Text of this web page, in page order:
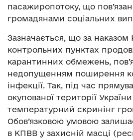
пасажиропотоку, що
громадянами соціальних
Зазначається, що за
контрольних пунктах
карантинних обмежень,
недопущенням поширення
інфекції. Так, під час
окупованої території
температурний скринінг
Обов’язковою умовою
в КПВВ у захисній масці